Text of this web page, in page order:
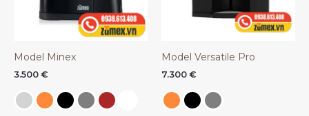
Model Minex
3.500 €
Model Versatile Pro
7.300 €